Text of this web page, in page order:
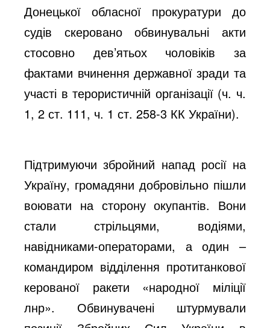
Донецької обласної прокуратури до
судів скеровано обвинувальні акти
стосовно дев’ятьох чоловіків за
фактами вчинення державної зради та
участі в терористичній організації (ч. ч.
1, 2 ст. 111, ч. 1 ст. 258-3 КК України).
Підтримуючи збройний напад росії на
Україну, громадяни добровільно пішли
воювати на сторону окупантів. Вони
стали стрільцями, водіями,
навідниками-операторами, а один –
командиром відділення протитанкової
керованої ракети «народної міліції
лнр». Обвинувачені штурмували